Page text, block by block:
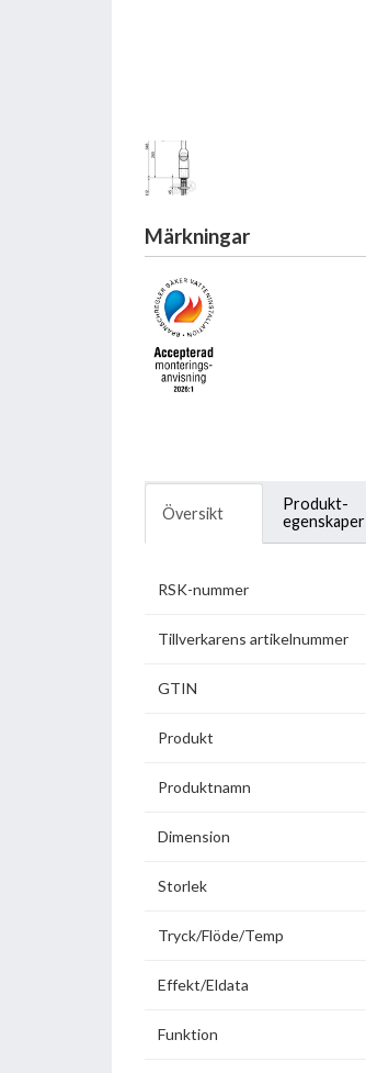
Märkningar
Översikt
Produkt-
egenskaper
RSK-nummer
Tillverkarens artikelnummer
GTIN
Produkt
Produktnamn
Dimension
Storlek
Tryck/Flöde/Temp
Effekt/Eldata
Funktion